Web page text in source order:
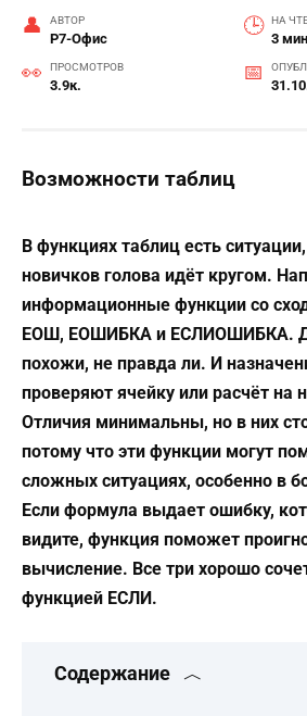
АВТОР
Р7-Офис
НА
3 мин
ПРОСМОТРОВ
3.9к.
Возможности таблиц
В функциях таблиц есть
новичков голова идёт кругом.
информационные функции со
ЕОШ, ЕОШИБКА и ЕСЛИОШИБКА.
похожи, не правда ли. И
проверяют ячейку или расчёт на
Отличия минимальны, но в них
потому что эти функции могут
сложных ситуациях, особенно в
Если формула выдает ошибку,
видите, функция поможет
вычисление. Все три хорошо
функцией ЕСЛИ.
Содержание